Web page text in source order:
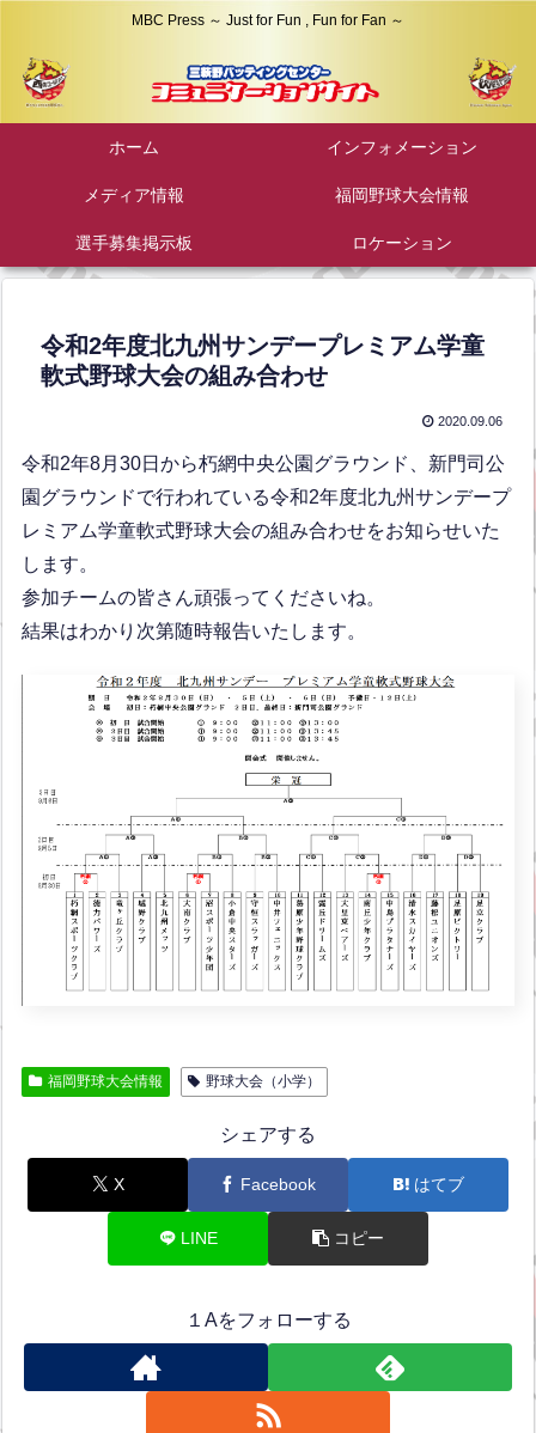
MBC Press ～ Just for Fun , Fun for Fan ～
ホーム インフォメーション
メディア情報 福岡野球大会情報
選手募集掲示板 ロケーション
令和2年度北九州サンデープレミアム学童
軟式野球大会の組み合わせ
2020.09.06
令和2年8月30日から朽網中央公園グラウンド、新門司公
園グラウンドで行われている令和2年度北九州サンデープ
レミアム学童軟式野球大会の組み合わせをお知らせいた
します。
参加チームの皆さん頑張ってくださいね。
結果はわかり次第随時報告いたします。
福岡野球大会情報 野球大会（小学）
シェアする
X Facebook はてブ
LINE コピー
１Aをフォローする